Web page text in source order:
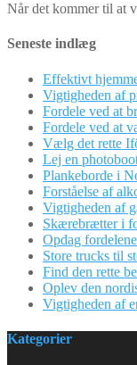
Når det kommer til at
Seneste indlæg
Effektivt
Vigtigheden af
Fordele ved at
Fordele ved at
Vælg det rette
Lej en
Plankeborde i
Forståelse af
Vigtigheden af
Skærebrætter i
Opdag
Store trucks til
Find den rette
Oplev den
Vigtigheden af
Kategorier